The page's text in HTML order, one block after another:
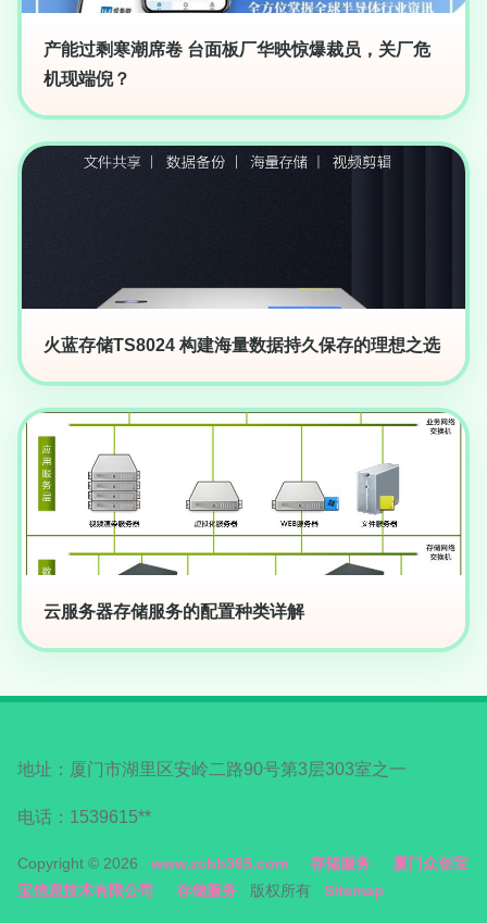
产能过剩寒潮席卷 台面板厂华映惊爆裁员，关厂危
机现端倪？
火蓝存储TS8024 构建海量数据持久保存的理想之选
云服务器存储服务的配置种类详解
地址：厦门市湖里区安岭二路90号第3层303室之一
电话：1539615**
Copyright © 2026 www.zcbb365.com 存储服务
厦门众创宝
宝信息技术有限公司
存储服务 版权所有 Sitemap